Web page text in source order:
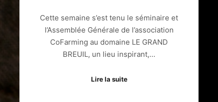
Cette semaine s’est tenu le séminaire et
l’Assemblée Générale de l’association
CoFarming au domaine LE GRAND
BREUIL, un lieu inspirant,…
Lire la suite